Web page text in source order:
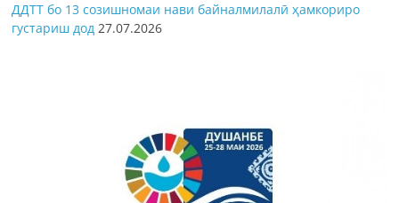
ДДТТ бо 13 созишномаи нави байналмилалӣ ҳамкориро
густариш дод 27.07.2026